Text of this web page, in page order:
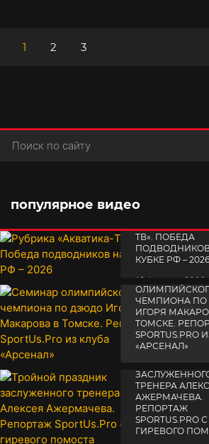
1 2 3
популярное видео
TВ». ПОБЕДА
КУБКЕ РФ – 2026
19 февраля 2026
СЕМИНАР
ЧЕМПИОНА
ИГОРЯ
ТОМСКЕ.
SPORTUS.PRO
«АРСЕНАЛ»
ТРЕНЕРА
АЖЕРМАЧЕВА.
РЕПОРТАЖ
SPORTUS.PRO С
ГИРЕВОГО